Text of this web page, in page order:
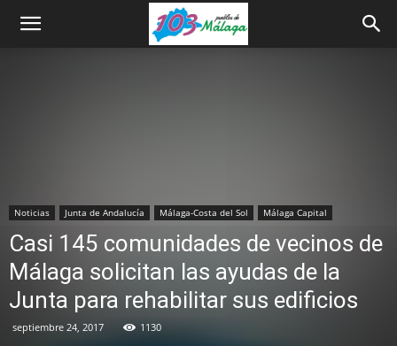
Noticias Junta de Andalucía Málaga-Costa del Sol Málaga Capital
Casi 145 comunidades de vecinos de
Málaga solicitan las ayudas de la
Junta para rehabilitar sus edificios
septiembre 24, 2017 1130